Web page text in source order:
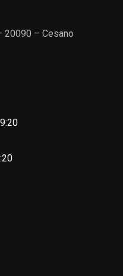
20090 – Cesano